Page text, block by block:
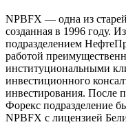
NPBFX — одна из
созданная в 1996 году.
подразделением
работой
институциональными
инвестиционного
инвестирования. После
Форекс подразделение
NPBFX с лицензией